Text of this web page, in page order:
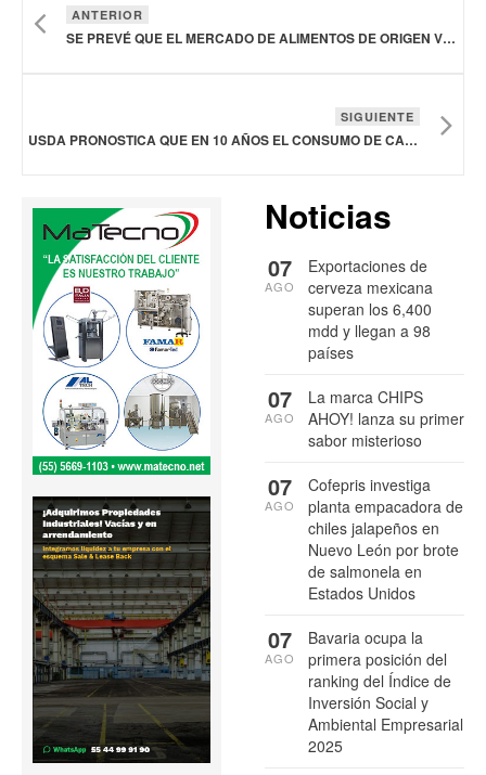
ANTERIOR
SE PREVÉ QUE EL MERCADO DE ALIMENTOS DE ORIGEN VEGETAL ALCANCE LOS 113.050 MDD EN 2031
SIGUIENTE
USDA PRONOSTICA QUE EN 10 AÑOS EL CONSUMO DE CARNE EN MÉXICO LLEGARÁ A LOS 82.5 KG/PERSONA
Noticias
Exportaciones de
cerveza mexicana
superan los 6,400
mdd y llegan a 98
países
07
AGO
La marca CHIPS
AHOY! lanza su primer
sabor misterioso
07
AGO
Cofepris investiga
planta empacadora de
chiles jalapeños en
Nuevo León por brote
de salmonela en
Estados Unidos
07
AGO
Bavaria ocupa la
primera posición del
ranking del Índice de
Inversión Social y
Ambiental Empresarial
2025
07
AGO